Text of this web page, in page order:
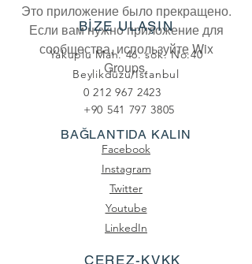
Это приложение было прекращено.
Если вам нужно приложение для
сообщества, используйте Wix
Groups.
BİZE ULAŞIN
Yakuplu Mah. 46. sok. No:40
Beylikdüzü/Istanbul
0 212 967 2423
+90 541 797 3805
BAĞLANTIDA KALIN
Facebook
Instagram
Twitter
Youtube
LinkedIn
ÇEREZ-KVKK